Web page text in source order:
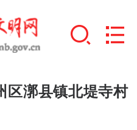
区漷县镇北堤寺村